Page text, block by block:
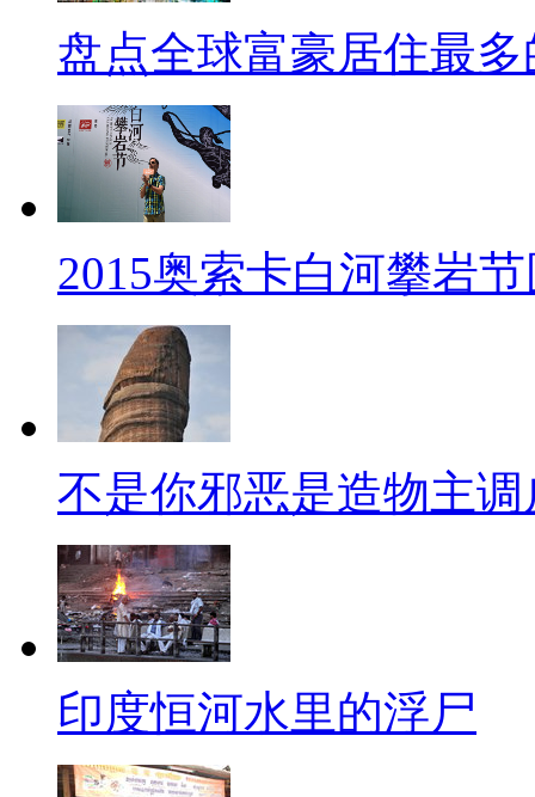
盘点全球富豪居住最
2015奥索卡白河攀岩
不是你邪恶是造物主
印度恒河水里的浮尸